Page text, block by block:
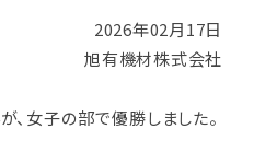
2026年02月17日
旭有機材株式会社
女子の部で優勝しました。